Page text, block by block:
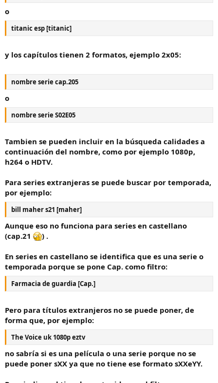
o
titanic esp [titanic]
y los capítulos tienen 2 formatos, ejemplo 2x05:
nombre serie cap.205
o
nombre serie S02E05
Tambien se pueden incluir en la búsqueda calidades a
continuación del nombre, como por ejemplo 1080p,
h264 o HDTV.
Para series extranjeras se puede buscar por temporada,
por ejemplo:
bill maher s21 [maher]
Aunque eso no funciona para series en castellano
(cap.21
) .
En series en castellano se identifica que es una serie o
temporada porque se pone Cap. como filtro:
Farmacia de guardia [Cap.]
Pero para títulos extranjeros no se puede poner, de
forma que, por ejemplo:
The Voice uk 1080p eztv
no sabría si es una película o una serie porque no se
puede poner sXX ya que no tiene ese formato sXXeYY.